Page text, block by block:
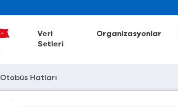
Veri
Setleri
Organizasyonlar
Otobüs Hatları